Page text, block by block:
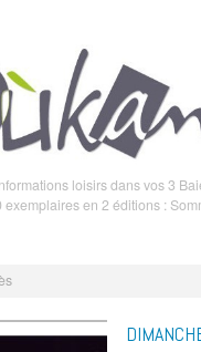
loisirs dans vos 3
exemplaires en 2 éditions :